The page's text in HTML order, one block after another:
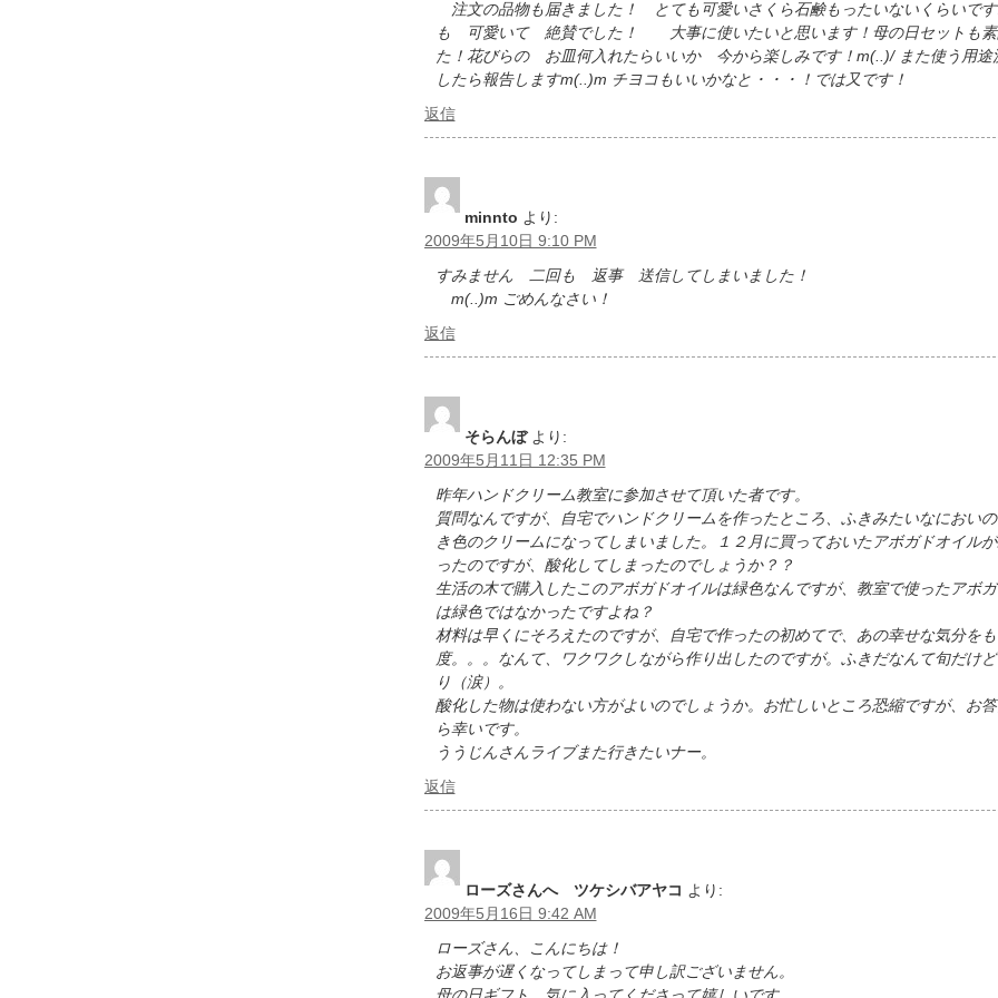
注文の品物も届きました！ とても可愛いさくら石鹸もったいないくらいで
も 可愛いて 絶賛でした！ 大事に使いたいと思います！母の日セットも素
た！花びらの お皿何入れたらいいか 今から楽しみです！m(..)/ また使う用途
したら報告しますm(..)m チヨコもいいかなと・・・！では又です！
返信
minnto より:
2009年5月10日 9:10 PM
すみません 二回も 返事 送信してしまいました！
m(..)m ごめんなさい！
返信
そらんぼ より:
2009年5月11日 12:35 PM
昨年ハンドクリーム教室に参加させて頂いた者です。
質問なんですが、自宅でハンドクリームを作ったところ、ふきみたいなにおい
き色のクリームになってしまいました。１２月に買っておいたアボガドオイル
ったのですが、酸化してしまったのでしょうか？？
生活の木で購入したこのアボガドオイルは緑色なんですが、教室で使ったアボ
は緑色ではなかったですよね？
材料は早くにそろえたのですが、自宅で作ったの初めてで、あの幸せな気分を
度。。。なんて、ワクワクしながら作り出したのですが。ふきだなんて旬だけ
り（涙）。
酸化した物は使わない方がよいのでしょうか。お忙しいところ恐縮ですが、お
ら幸いです。
ううじんさんライブまた行きたいナー。
返信
ローズさんへ ツケシバアヤコ より:
2009年5月16日 9:42 AM
ローズさん、こんにちは！
お返事が遅くなってしまって申し訳ございません。